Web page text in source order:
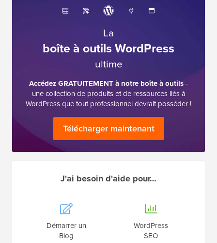
La
boîte à outils WordPress
ultime
Accédez GRATUITEMENT à notre boîte à outils-
une collection de produits et de ressources liés à
WordPress que tout professionnel devrait posséder !
Télécharger maintenant
J'ai besoin d'aide pour…
Démarrer un
Blog
WordPress
SEO